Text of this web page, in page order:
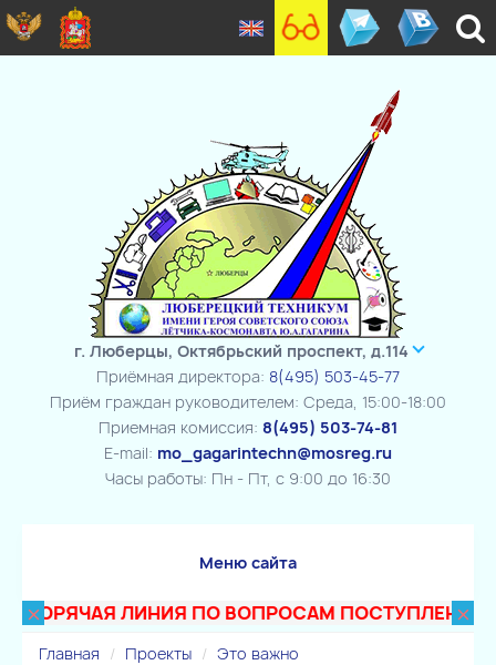
г. Люберцы, Октябрьский проспект, д.114
Приёмная директора: 8(495) 503-45-77
Приём граждан руководителем: Среда, 15:00-18:00
Приемная комиссия: 8(495) 503-74-81
E-mail: mo_gagarintechn@mosreg.ru
Часы работы: Пн - Пт, с 9:00 до 16:30
Меню сайта
×
ГОРЯЧАЯ ЛИНИЯ ПО ВОПРОСАМ ПОСТУПЛЕНИЯ В
×
Главная Проекты
Это важно